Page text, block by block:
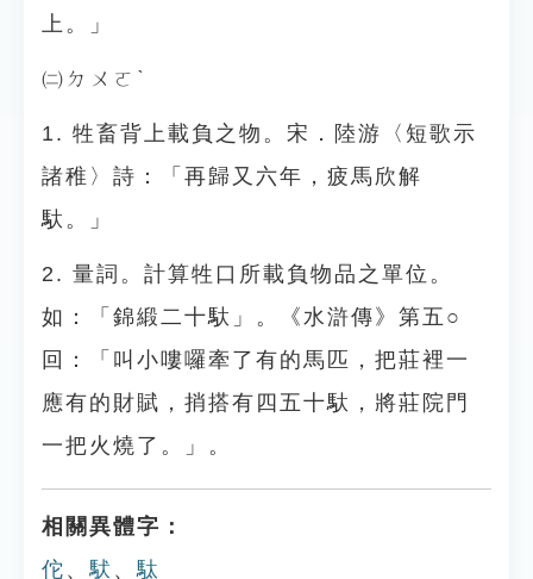
上。」
㈡ㄉㄨㄛˋ
1. 牲畜背上載負之物。宋．陸游〈短歌示
諸稚〉詩：「再歸又六年，疲馬欣解
馱。」
2. 量詞。計算牲口所載負物品之單位。
如：「錦緞二十馱」。《水滸傳》第五○
回：「叫小嘍囉牽了有的馬匹，把莊裡一
應有的財賦，捎搭有四五十馱，將莊院門
一把火燒了。」。
相關異體字：
佗 、 䭾 、駄